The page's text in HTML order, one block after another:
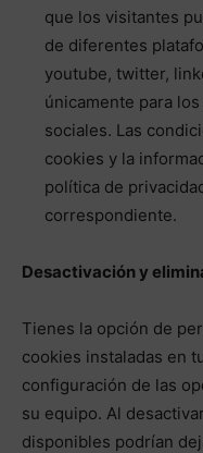
que los visitantes
de diferentes
youtube, twitter,
únicamente para
sociales. Las
cookies y la
política de
correspondiente.
Desactivación y
Tienes la opción de
cookies instaladas en
configuración de las
su equipo. Al
disponibles podrían